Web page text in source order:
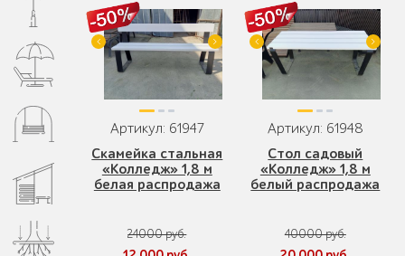
Артикул: 61947
Скамейка стальная
«Колледж» 1,8 м
белая распродажа
24000 руб.
Артикул: 61948
Стол садовый
«Колледж» 1,8 м
белый распродажа
40000 руб.